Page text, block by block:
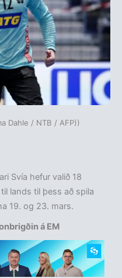
Dahle / NTB / AFP))
Svía hefur valið 18
lands til þess að spila
19. og 23. mars.
á EM